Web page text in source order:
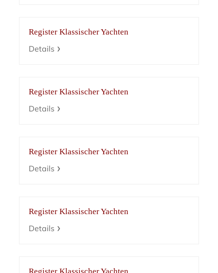
Register Klassischer Yachten
Details
Register Klassischer Yachten
Details
Register Klassischer Yachten
Details
Register Klassischer Yachten
Details